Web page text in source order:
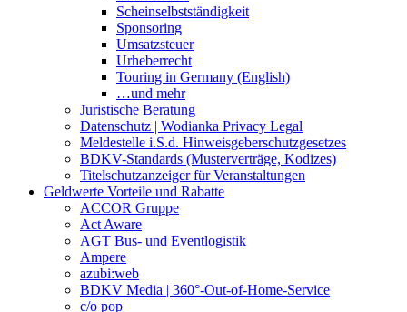
Scheinselbstständigkeit
Sponsoring
Umsatzsteuer
Urheberrecht
Touring in Germany (English)
…und mehr
Juristische Beratung
Datenschutz | Wodianka Privacy Legal
Meldestelle i.S.d. Hinweisgeberschutzgesetzes
BDKV-Standards (Musterverträge, Kodizes)
Titelschutzanzeiger für Veranstaltungen
Geldwerte Vorteile und Rabatte
ACCOR Gruppe
Act Aware
AGT Bus- und Eventlogistik
Ampere
azubi:web
BDKV Media | 360°-Out-of-Home-Service
c/o pop